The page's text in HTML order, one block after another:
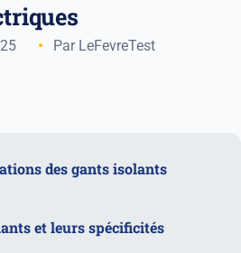
Par LeFevreTest
des gants isolants
et leurs spécificités